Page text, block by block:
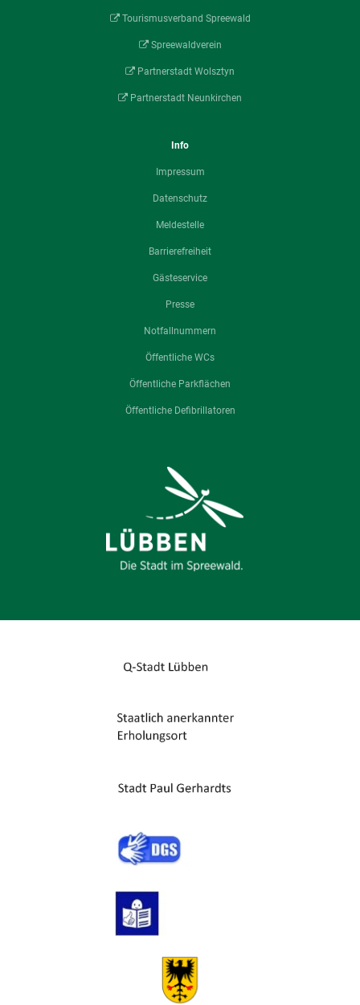
Tourismusverband Spreewald
Spreewaldverein
Partnerstadt Wolsztyn
Partnerstadt Neunkirchen
Info
Impressum
Datenschutz
Meldestelle
Barrierefreiheit
Gästeservice
Presse
Notfallnummern
Öffentliche WCs
Öffentliche Parkflächen
Öffentliche Defibrillatoren